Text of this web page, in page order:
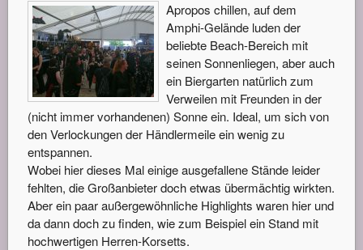
Apropos chillen, auf dem
Amphi-Gelände luden der
beliebte Beach-Bereich mit
seinen Sonnenliegen, aber auch
ein Biergarten natürlich zum
Verweilen mit Freunden in der
(nicht immer vorhandenen) Sonne ein. Ideal, um sich von
den Verlockungen der Händlermeile ein wenig zu
entspannen.
Wobei hier dieses Mal einige ausgefallene Stände leider
fehlten, die Großanbieter doch etwas übermächtig wirkten.
Aber ein paar außergewöhnliche Highlights waren hier und
da dann doch zu finden, wie zum Beispiel ein Stand mit
hochwertigen Herren-Korsetts.